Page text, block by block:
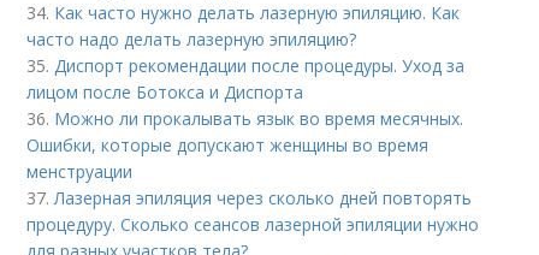
34. Как часто нужно делать лазерную эпиляцию. Как
часто надо делать лазерную эпиляцию?
35.Диспорт рекомендации после процедуры. Уход за
лицом после Ботокса и Диспорта
36. Можно ли прокалывать язык во время месячных.
Ошибки, которые допускают женщины во время
менструации
37.Лазерная эпиляция через сколько дней повторять
процедуру. Сколько сеансов лазерной эпиляции нужно